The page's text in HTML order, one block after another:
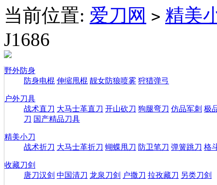
当前位置: 爱刀网 > 精美
J1686
野外防身
防身电棍 伸缩甩棍 靓女防狼喷雾 狩猎弹弓
户外刀具
战术直刀 大马士革直刀 开山砍刀 狗腿弯刀 仿品军刺 极
刀 国产精品刀具
精美小刀
战术折刀 大马士革折刀 蝴蝶甩刀 防卫笔刀 弹簧跳刀 格
收藏刀剑
唐刀汉剑 中国清刀 龙泉刀剑 户撒刀 拉孜藏刀 另类刀剑